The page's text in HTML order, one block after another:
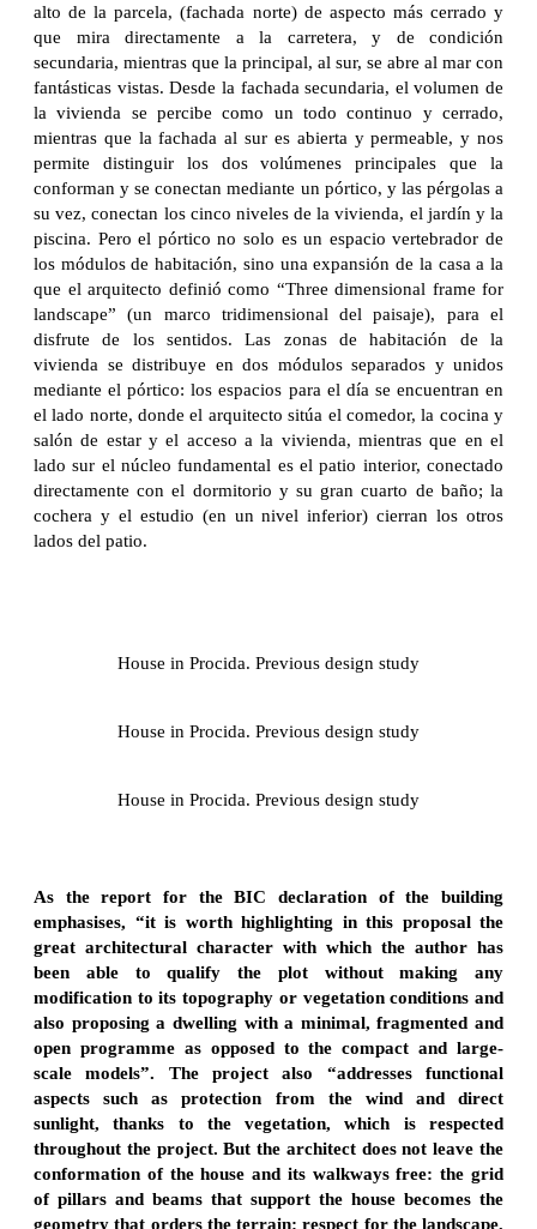
alto de la parcela, (fachada norte) de aspecto más cerrado y
que mira directamente a la carretera, y de condición
secundaria, mientras que la principal, al sur, se abre al mar con
fantásticas vistas. Desde la fachada secundaria, el volumen de
la vivienda se percibe como un todo continuo y cerrado,
mientras que la fachada al sur es abierta y permeable, y nos
permite distinguir los dos volúmenes principales que la
conforman y se conectan mediante un pórtico, y las pérgolas a
su vez, conectan los cinco niveles de la vivienda, el jardín y la
piscina. Pero el pórtico no solo es un espacio vertebrador de
los módulos de habitación, sino una expansión de la casa a la
que el arquitecto definió como “Three dimensional frame for
landscape” (un marco tridimensional del paisaje), para el
disfrute de los sentidos. Las zonas de habitación de la
vivienda se distribuye en dos módulos separados y unidos
mediante el pórtico: los espacios para el día se encuentran en
el lado norte, donde el arquitecto sitúa el comedor, la cocina y
salón de estar y el acceso a la vivienda, mientras que en el
lado sur el núcleo fundamental es el patio interior, conectado
directamente con el dormitorio y su gran cuarto de baño; la
cochera y el estudio (en un nivel inferior) cierran los otros
lados del patio.
House in Procida. Previous design study
House in Procida. Previous design study
House in Procida. Previous design study
As the report for the BIC declaration of the building
emphasises, “it is worth highlighting in this proposal the
great architectural character with which the author has
been able to qualify the plot without making any
modification to its topography or vegetation conditions and
also proposing a dwelling with a minimal, fragmented and
open programme as opposed to the compact and large-
scale models”. The project also “addresses functional
aspects such as protection from the wind and direct
sunlight, thanks to the vegetation, which is respected
throughout the project. But the architect does not leave the
conformation of the house and its walkways free: the grid
of pillars and beams that support the house becomes the
geometry that orders the terrain: respect for the landscape,